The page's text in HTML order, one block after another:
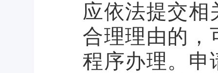
应依法提交相
合理理由的，
程序办理。申